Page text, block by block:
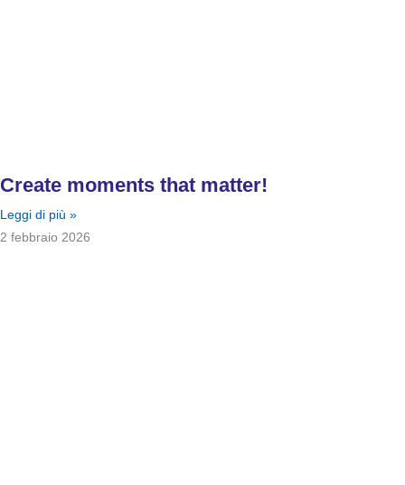
Create moments that matter!
Leggi di più »
2 febbraio 2026